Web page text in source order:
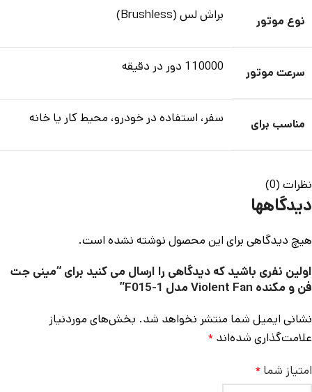
نوع موتور براش لس (Brushless)
سرعت موتور 110000 دور در دقیقه
مناسب برای سفر، استفاده در خودرو، محیط کار یا خانه
نظرات (0)
دیدگاهها
هیچ دیدگاهی برای این محصول نوشته نشده است.
اولین نفری باشید که دیدگاهی را ارسال می کنید برای “مینی جت
فن و مکنده Violent Fan مدل F015-1”
نشانی ایمیل شما منتشر نخواهد شد. بخش‌های موردنیاز
علامت‌گذاری شده‌اند *
امتیاز شما *